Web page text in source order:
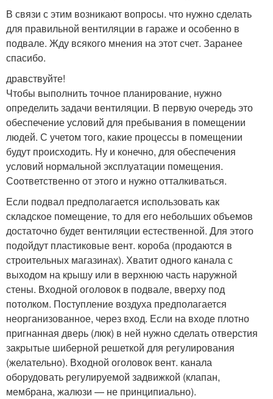
В связи с этим возникают вопросы. что нужно сделать
для правильной вентиляции в гараже и особенно в
подвале. Жду всякого мнения на этот счет. Заранее
спасибо.
дравствуйте!
Чтобы выполнить точное планирование, нужно
определить задачи вентиляции. В первую очередь это
обеспечение условий для пребывания в помещении
людей. С учетом того, какие процессы в помещении
будут происходить. Ну и конечно, для обеспечения
условий нормальной эксплуатации помещения.
Соответственно от этого и нужно отталкиваться.
Если подвал предполагается использовать как
складское помещение, то для его небольших объемов
достаточно будет вентиляции естественной. Для этого
подойдут пластиковые вент. короба (продаются в
строительных магазинах). Хватит одного канала с
выходом на крышу или в верхнюю часть наружной
стены. Входной оголовок в подвале, вверху под
потолком. Поступление воздуха предполагается
неорганизованное, через вход. Если на входе плотно
пригнанная дверь (люк) в ней нужно сделать отверстия
закрытые шиберной решеткой для регулирования
(желательно). Входной оголовок вент. канала
оборудовать регулируемой задвижкой (клапан,
мембрана, жалюзи — не принципиально).